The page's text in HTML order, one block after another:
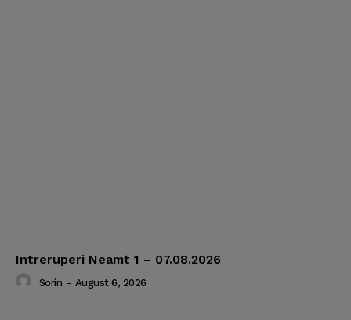
Intreruperi Neamt 1 – 07.08.2026
Sorin - August 6, 2026